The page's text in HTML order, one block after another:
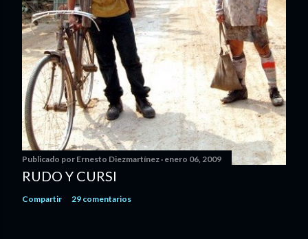
Publicado por Ernesto Diezmartínez enero 06, 2009
RUDO Y CURSI
Compartir 29 comentarios